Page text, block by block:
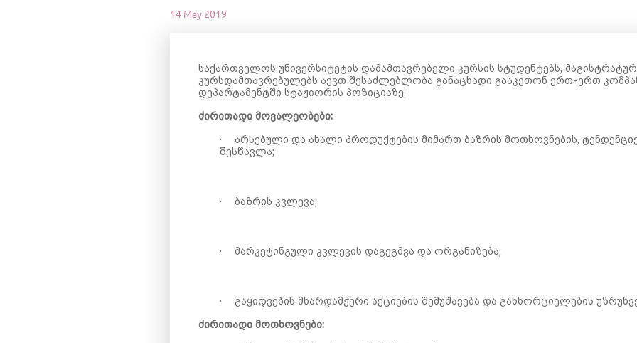
14 May 2019
საქართველოს უნივერსიტეტის დამამთავრებელი კურსის სტუდენტებს,
კურსდამთავრებულებს აქვთ შესაძლებლობა განაცხადი გააკეთონ ერთ-ერთ
დეპარტამენტში სტაჟიორის პოზიციაზე.
ძირითადი მოვალეობები:
·
არსებული და ახალი პროდუქტების მიმართ ბაზრის მოთხოვნების,
შესწავლა;
· ბაზრის კვლევა;
· მარკეტინგული კვლევის დაგეგმვა და ორგანიზება;
·
გაყიდვების მხარდამჭერი აქციების შემუშავება და განხორციელების
ძირითადი მოთხოვნები: